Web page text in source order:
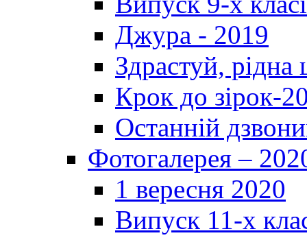
Джура - 2019
Здрастуй,
Крок до зірок-
Останній
Фотогалерея –
1 вересня 2020
Випуск 11-х